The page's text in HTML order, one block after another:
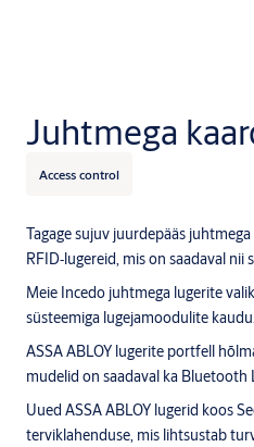
Juhtmega
Access control
Tagage sujuv juurdepääs
RFID‑lugereid, mis on saadaval
Meie Incedo juhtmega lugerite
süsteemiga lugejamoodulite kaudu.
ASSA ABLOY lugerite portfell
mudelid on saadaval ka Bluetooth
Uued ASSA ABLOY lugerid koos
terviklahenduse, mis lihtsustab